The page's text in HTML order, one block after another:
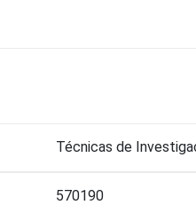
Técnicas de
570190